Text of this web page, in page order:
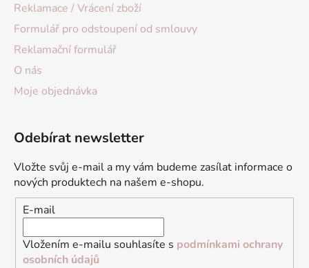
Reklamace / Vrácení zboží
Formulář pro odstoupení od smlouvy
Reklamační formulář
O nás
Moje objednávka
Odebírat newsletter
Vložte svůj e-mail a my vám budeme zasílat informace o
nových produktech na našem e-shopu.
E-mail
Vložením e-mailu souhlasíte s podmínkami ochrany
osobních údajů